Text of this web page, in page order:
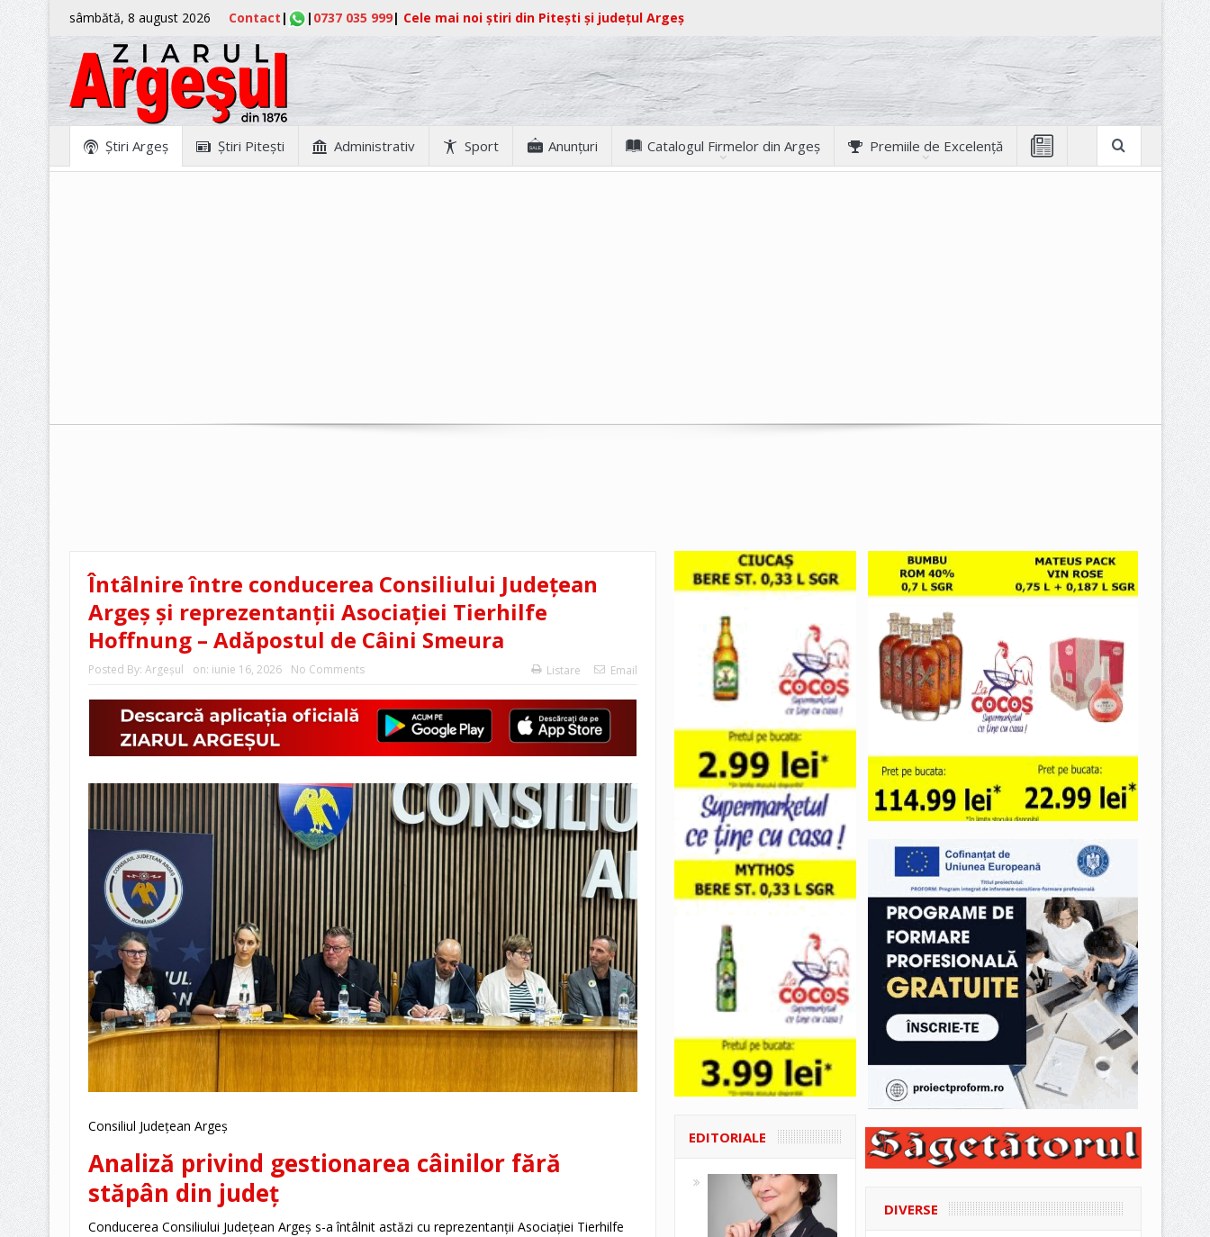
sâmbătă, 8 august 2026 Contact | | 0737 035 999| Cele mai noi știri din Pitești și județul Argeș
Ştiri Argeş Ştiri Piteşti Administrativ Sport Anunţuri Catalogul Firmelor din Argeș Premiile de Excelență
Întâlnire între conducerea Consiliului Județean
Argeș și reprezentanții Asociației Tierhilfe
Hoffnung – Adăpostul de Câini Smeura
Posted By: Argeşul on: iunie 16, 2026 No Comments Listare Email
Consiliul Județean Argeș
Analiză privind gestionarea câinilor fără
stăpân din județ
Conducerea Consiliului Județean Argeș s-a întâlnit astăzi cu reprezentanții Asociației Tierhilfe
EDITORIALE
DIVERSE